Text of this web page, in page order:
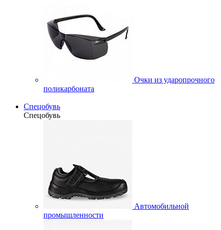
Очки из ударопрочного
поликарбоната
Спецобувь
Спецобувь
Автомобильной
промышленности